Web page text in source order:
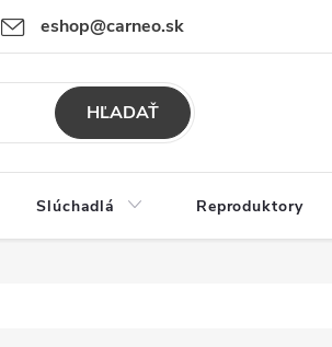
eshop@carneo.sk
Obchodné podmienky Ochrana osobných údajov
HĽADAŤ
Slúchadlá Reproduktory